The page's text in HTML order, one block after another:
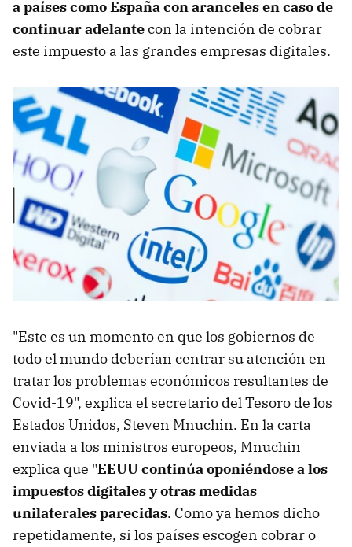
a países como España con aranceles en caso de
continuar adelantecon la intención de cobrar
este impuesto a las grandes empresas digitales.
"Este es un momento en que los gobiernos de
todo el mundo deberían centrar su atención en
tratar los problemas económicos resultantes de
Covid-19", explica el secretario del Tesoro de los
Estados Unidos, Steven Mnuchin. En la carta
enviada a los ministros europeos, Mnuchin
explica que "EEUU continúa oponiéndose a los
impuestos digitales y otras medidas
unilaterales parecidas. Como ya hemos dicho
repetidamente, si los países escogen cobrar o